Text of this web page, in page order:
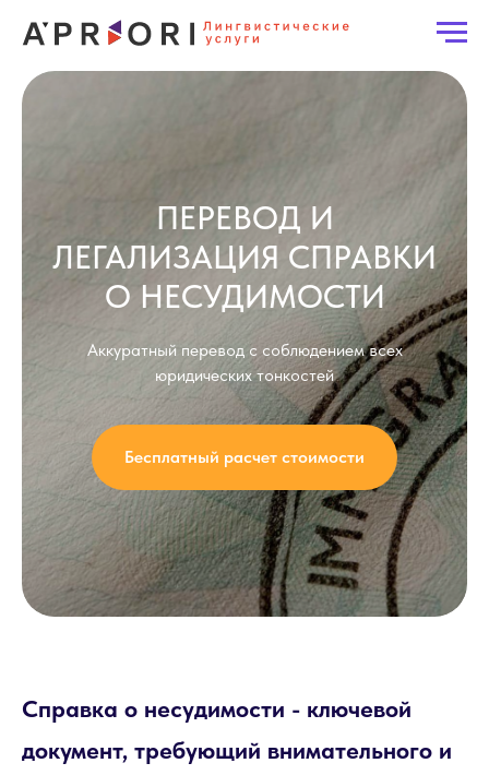
ПЕРЕВОД И
ЛЕГАЛИЗАЦИЯ СПРАВКИ
О НЕСУДИМОСТИ
Аккуратный перевод с соблюдением всех
юридических тонкостей
Бесплатный расчет стоимости
Справка о несудимости - ключевой
документ, требующий внимательного и